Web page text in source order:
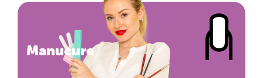
Manucure